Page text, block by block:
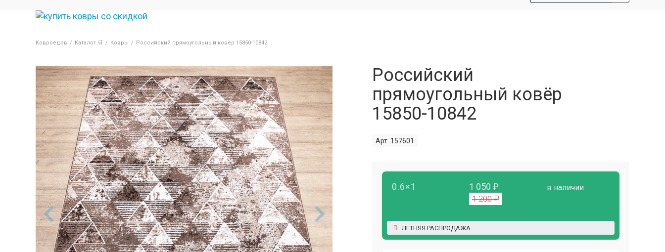
Ковроедов / Каталог 🛒 / Ковры / Российский прямоугольный ковёр 15850-10842
Российский
прямоугольный ковёр
15850-10842
Арт. 157601
0.6×1 1 050 ₽
1 200 ₽
в наличии
ЛЕТНЯЯ РАСПРОДАЖА